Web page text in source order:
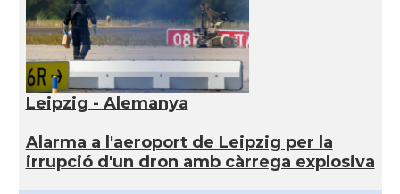
Leipzig - Alemanya
Alarma a l'aeroport de Leipzig per la
irrupció d'un dron amb càrrega explosiva